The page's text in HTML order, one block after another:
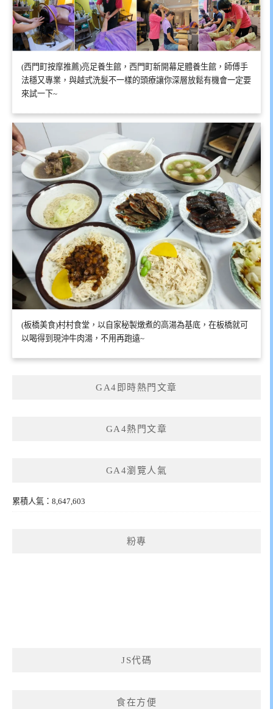
(西門町按摩推薦)亮足養生館，西門町新開幕足體養生館，師傅手
法穩又專業，與越式洗髮不一樣的頭療讓你深層放鬆有機會一定要
來試一下~
(板橋美食)村村食堂，以自家秘製燉煮的高湯為基底，在板橋就可
以喝得到現沖牛肉湯，不用再跑遠~
GA4即時熱門文章
GA4熱門文章
GA4瀏覽人氣
累積人氣：8,647,603
粉專
JS代碼
食在方便